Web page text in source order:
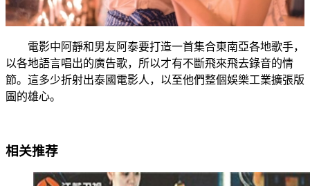
電影中阿靜和男友阿泰要打造一首集合東南亞各地歌手，
以各地語言唱出的廣告歌，所以才有不斷飛來飛去錄音的情
節。這多少折射出泰國電影人，以至他們整個娛樂工業擴張版
圖的雄心。
相关推荐